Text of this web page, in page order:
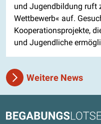
und Jugendbildung ruft
Wettbewerb« auf.
Kooperationsprojekte,
und Jugendliche
Weitere News
Begabungslotse